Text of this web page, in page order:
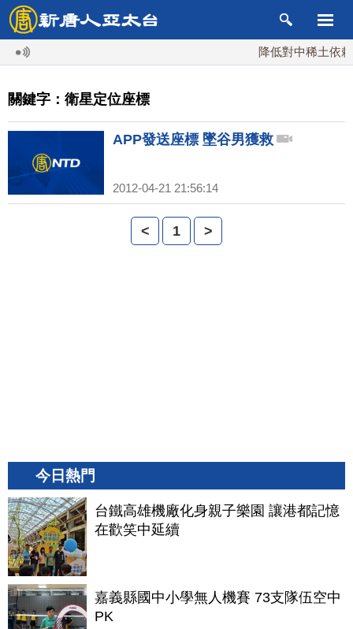
降低對中稀土依賴
關鍵字：衛星定位座標
APP發送座標 墜谷男獲救
2012-04-21 21:56:14
< 1 >
今日熱門
台鐵高雄機廠化身親子樂園 讓港都記憶
在歡笑中延續
嘉義縣國中小學無人機賽 73支隊伍空中
PK